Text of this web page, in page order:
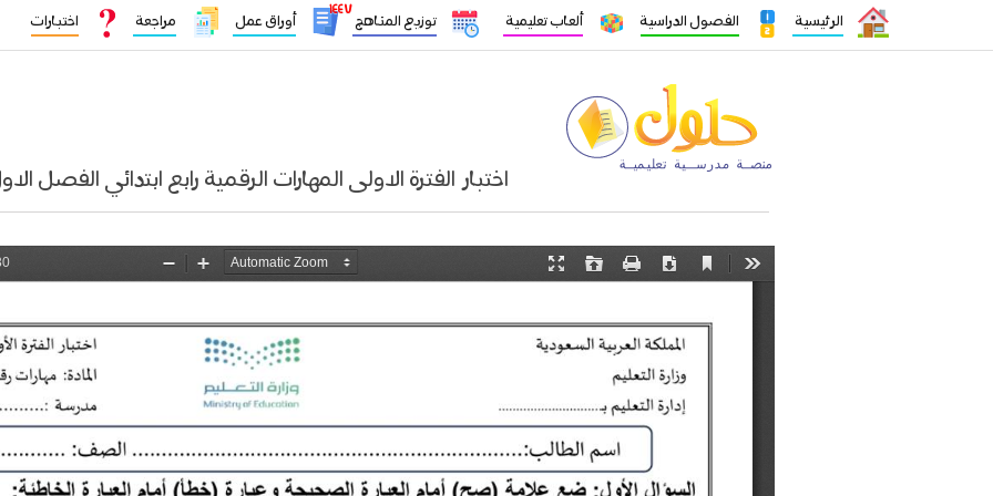
الرئيسية الفصول الدراسية ألعاب تعليمية توزيع المناهج
١٤٤٧
أوراق عمل مراجعة اختبارات
اختبار الفترة الاولى المهارات الرقمية رابع ابتدائي الفصل